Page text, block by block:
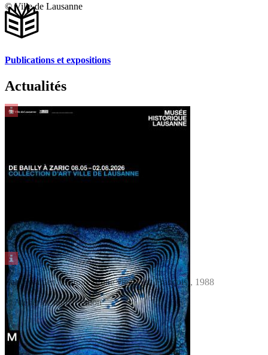
© Ville de Lausanne
Zabu Wahlen, Histoire d’une vie (Saint François), 1988
© Atelier de numérisation
Publications et expositions
Actualités